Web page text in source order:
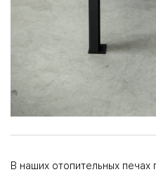
В наших отопительных печах